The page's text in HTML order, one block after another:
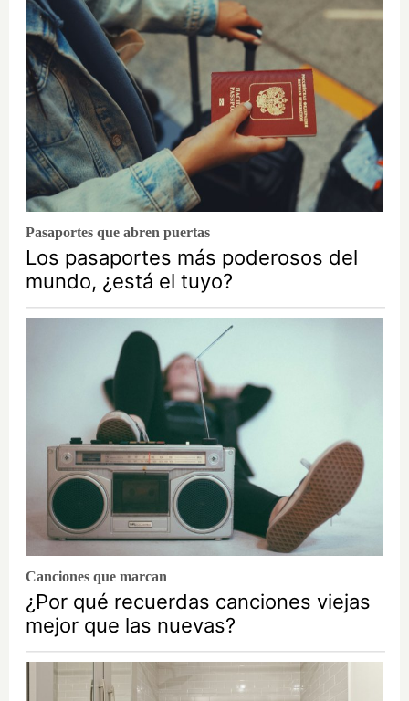
Pasaportes que abren puertas
Los pasaportes más poderosos del
mundo, ¿está el tuyo?
Canciones que marcan
¿Por qué recuerdas canciones viejas
mejor que las nuevas?